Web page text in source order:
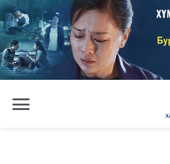
35. Алдар нэр, ашиг